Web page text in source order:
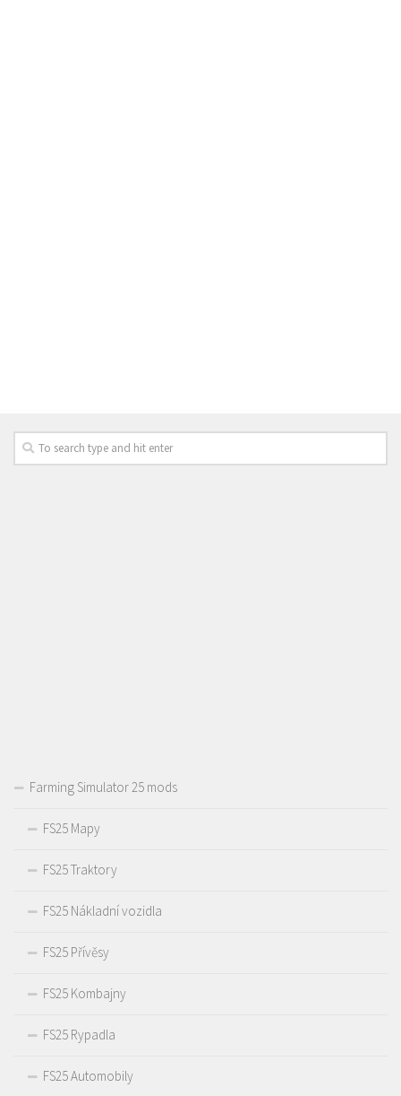
Farming Simulator 25 mods
FS25 Mapy
FS25 Traktory
FS25 Nákladní vozidla
FS25 Přívěsy
FS25 Kombajny
FS25 Rypadla
FS25 Automobily